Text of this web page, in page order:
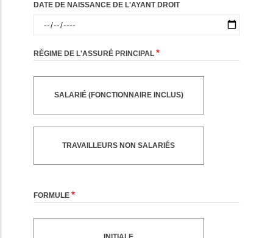
DATE DE NAISSANCE DE L'AYANT DROIT
RÉGIME DE L'ASSURÉ PRINCIPAL
SALARIÉ (FONCTIONNAIRE INCLUS)
TRAVAILLEURS NON SALARIÉS
FORMULE